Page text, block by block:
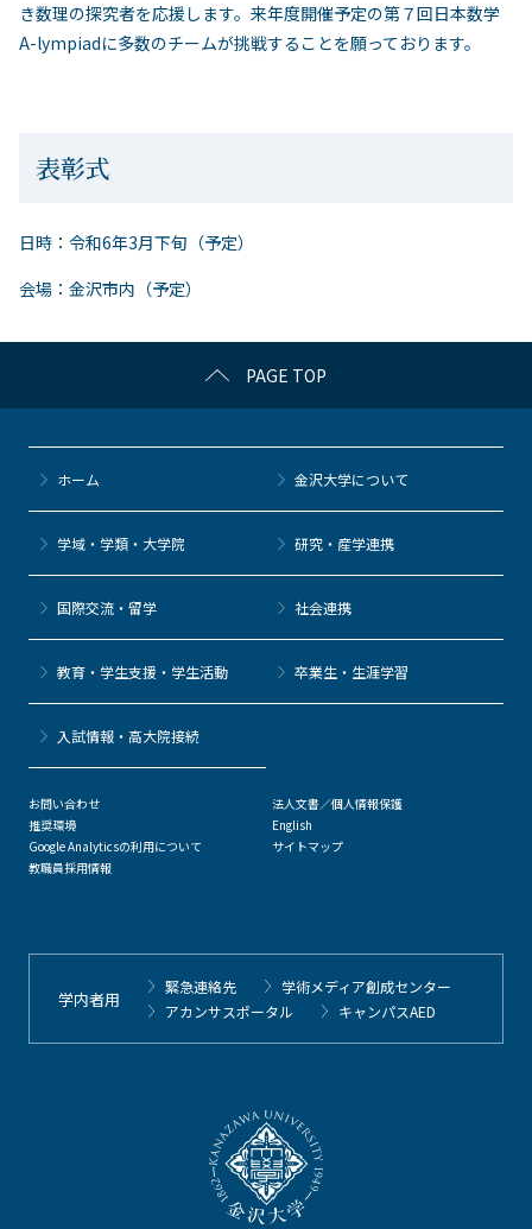
き数理の探究者を応援します。来年度開催予定の第７回日本数学
A-lympiadに多数のチームが挑戦することを願っております。
表彰式
日時：令和6年3月下旬（予定）
会場：金沢市内（予定）
PAGE TOP
ホーム 金沢大学について
学域・学類・大学院 研究・産学連携
国際交流・留学 社会連携
教育・学生支援・学生活動 卒業生・生涯学習
⼊試情報・高大院接続
お問い合わせ
推奨環境
Google Analyticsの利用について
教職員採用情報
法人文書／個人情報保護
English
サイトマップ
学内者用
緊急連絡先
学術メディア創成センター
アカンサスポータル
キャンパスAED